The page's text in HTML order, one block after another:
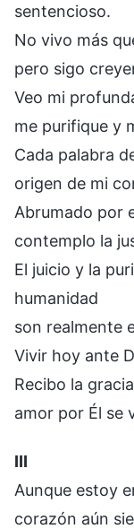
sentencioso.
No vivo más
pero sigo
Veo mi
me purifique y
Cada palabra
origen de mi
Abrumado por
contemplo la
El juicio y la
humanidad
son realmente
Vivir hoy ante
Recibo la
amor por Él se
III
Aunque estoy
corazón aún